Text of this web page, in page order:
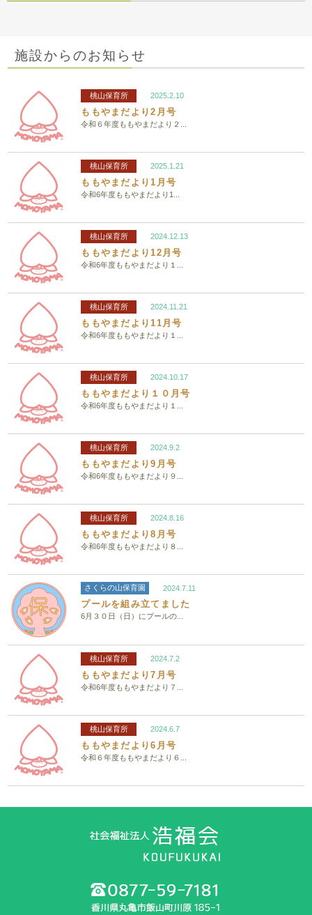
施設からのお知らせ
桃山保育所 2025.2.10
ももやまだより2月号
令和６年度ももやまだより２...
桃山保育所 2025.1.21
ももやまだより1月号
令和6年度ももやまだより1...
桃山保育所 2024.12.13
ももやまだより12月号
令和6年度ももやまだより１...
桃山保育所 2024.11.21
ももやまだより11月号
令和6年度ももやまだより１...
桃山保育所 2024.10.17
ももやまだより１０月号
令和6年度ももやまだより１...
桃山保育所 2024.9.2
ももやまだより9月号
令和6年度ももやまだより９...
桃山保育所 2024.8.16
ももやまだより8月号
令和6年度ももやまだより８...
さくらの山保育園 2024.7.11
プールを組み立てました
6月３０日（日）にプールの...
桃山保育所 2024.7.2
ももやまだより7月号
令和6年度ももやまだより７...
桃山保育所 2024.6.7
ももやまだより6月号
令和６年度ももやまだより６...